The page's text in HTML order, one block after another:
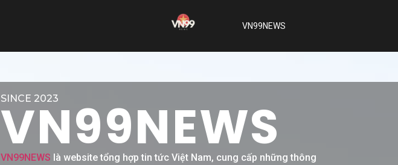
VN99NEWS
SINCE 2023
VN99NEWS
VN99NEWS là website tổng hợp tin tức Việt Nam, cung cấp những thông